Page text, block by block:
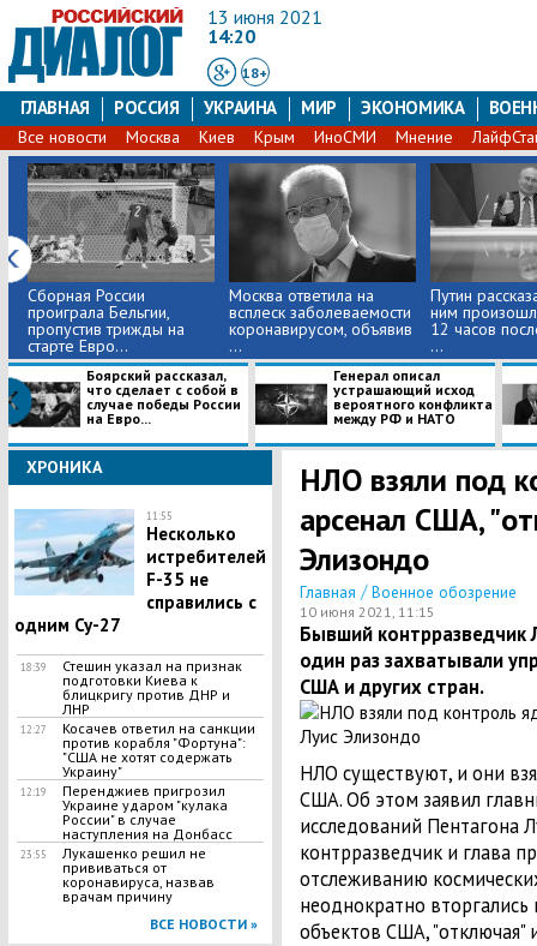
13 июня 2021
14:20
18+
ГЛАВНАЯ РОССИЯ УКРАИНА МИР ЭКОНОМИКА
Все новости Москва Киев Крым ИноСМИ Мнение
Сборная России
проиграла Бельгии,
пропустив трижды на
старте Евро...
Москва ответила на
всплеск заболеваемости
коронавирусом, объявив
...
Путин
ним
12 часов
...
Боярский рассказал,
что сделает с собой в
случае победы России
на Евро...
Генерал описал
устрашающий исход
вероятного конфликта
между РФ и НАТО
ХРОНИКА
11:55
Несколько
истребителей
F-35 не
справились с
одним Су-27
18:39
Стешин указал на признак
подготовки Киева к
блицкригу против ДНР и
ЛНР
12:27
​Косачев ответил на санкции
против корабля "Фортуна":
"США не хотят содержать
Украину"
12:19
Перенджиев пригрозил
Украине ударом "кулака
России" в случае
наступления на Донбасс
23:55
Лукашенко решил не
прививаться от
коронавируса, назвав
врачам причину
ВСЕ НОВОСТИ »
НЛО взяли под
арсенал США,
Элизондо
Главная / Военное обозрение
10 июня 2021, 11:15
Бывший контрразведчик
один раз захватывали
США и других стран.
НЛО существуют, и они
США. Об этом заявил
исследований Пентагона
контрразведчик и глава
отслеживанию
неоднократно
объектов США, "отключая"